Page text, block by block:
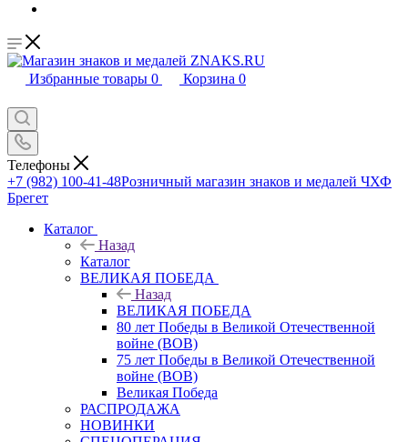
Избранные товары 0 Корзина 0
Телефоны
+7 (982) 100-41-48Розничный магазин знаков и медалей ЧХФ
Брегет
Каталог
Назад
Каталог
ВЕЛИКАЯ ПОБЕДА
Назад
ВЕЛИКАЯ ПОБЕДА
80 лет Победы в Великой Отечественной
войне (ВОВ)
75 лет Победы в Великой Отечественной
войне (ВОВ)
Великая Победа
РАСПРОДАЖА
НОВИНКИ